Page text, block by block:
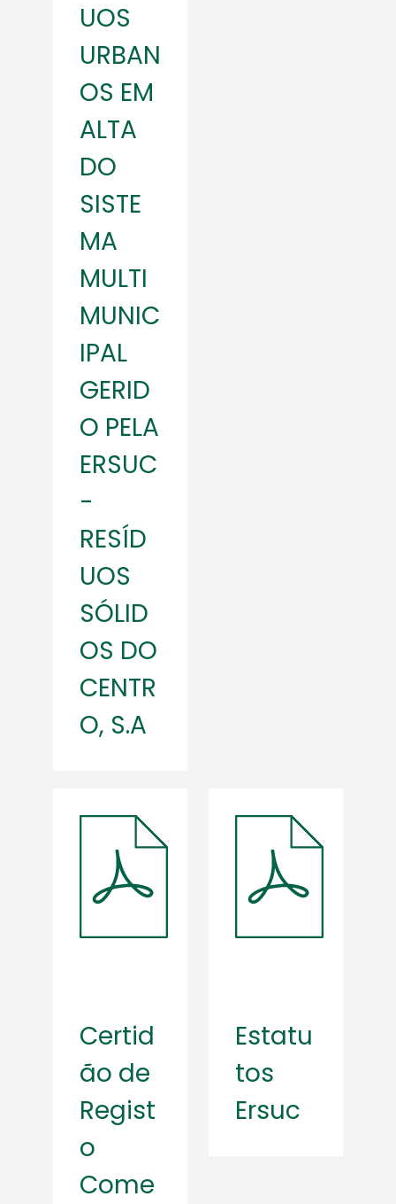
UOS
URBAN
OS EM
ALTA
DO
SISTE
MA
MULTI
MUNIC
IPAL
GERID
O PELA
ERSUC
-
RESÍD
UOS
SÓLID
OS DO
CENTR
O, S.A
Certid
ão de
Regist
o
Come
Estatu
tos
Ersuc